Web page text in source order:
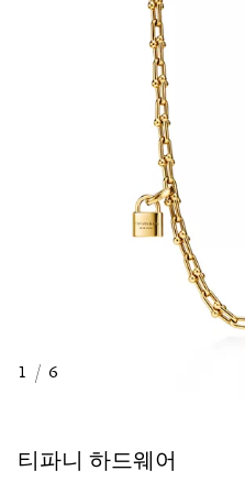
1 / 6
티파니 하드웨어